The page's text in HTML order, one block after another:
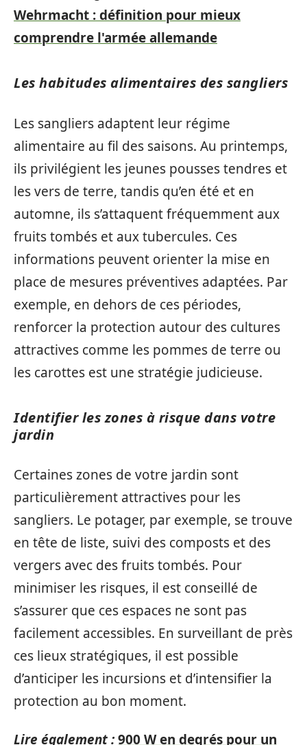
Wehrmacht : définition pour mieux
comprendre l'armée allemande
Les habitudes alimentaires des sangliers
Les sangliers adaptent leur régime
alimentaire au fil des saisons. Au printemps,
ils privilégient les jeunes pousses tendres et
les vers de terre, tandis qu’en été et en
automne, ils s’attaquent fréquemment aux
fruits tombés et aux tubercules. Ces
informations peuvent orienter la mise en
place de mesures préventives adaptées. Par
exemple, en dehors de ces périodes,
renforcer la protection autour des cultures
attractives comme les pommes de terre ou
les carottes est une stratégie judicieuse.
Identifier les zones à risque dans votre
jardin
Certaines zones de votre jardin sont
particulièrement attractives pour les
sangliers. Le potager, par exemple, se trouve
en tête de liste, suivi des composts et des
vergers avec des fruits tombés. Pour
minimiser les risques, il est conseillé de
s’assurer que ces espaces ne sont pas
facilement accessibles. En surveillant de près
ces lieux stratégiques, il est possible
d’anticiper les incursions et d’intensifier la
protection au bon moment.
Lire également :900 W en degrés pour un